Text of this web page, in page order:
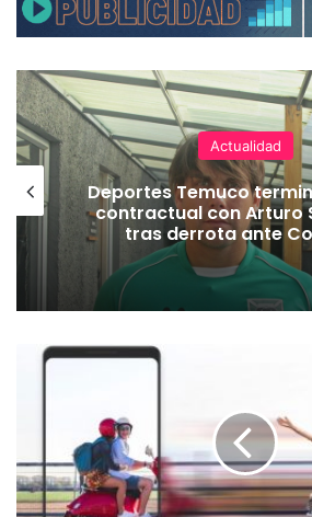
Actualidad
Deportes Temuco
contractual con Arturo
tras derrota ante
i
a